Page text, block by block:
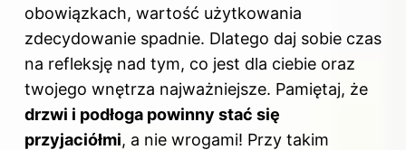
obowiązkach, wartość użytkowania
zdecydowanie spadnie. Dlatego daj sobie czas
na refleksję nad tym, co jest dla ciebie oraz
twojego wnętrza najważniejsze. Pamiętaj, że
drzwi i podłoga powinny stać się
przyjaciółmi, a nie wrogami! Przy takim